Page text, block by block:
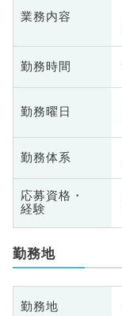
業務内容
勤務時間
勤務曜日
勤務体系
応募資格・
経験
勤務地
勤務地